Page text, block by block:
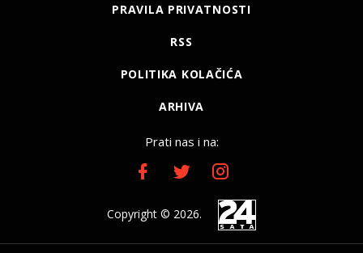
PRAVILA PRIVATNOSTI
RSS
POLITIKA KOLAČIĆA
ARHIVA
Prati nas i na:
Copyright © 2026.